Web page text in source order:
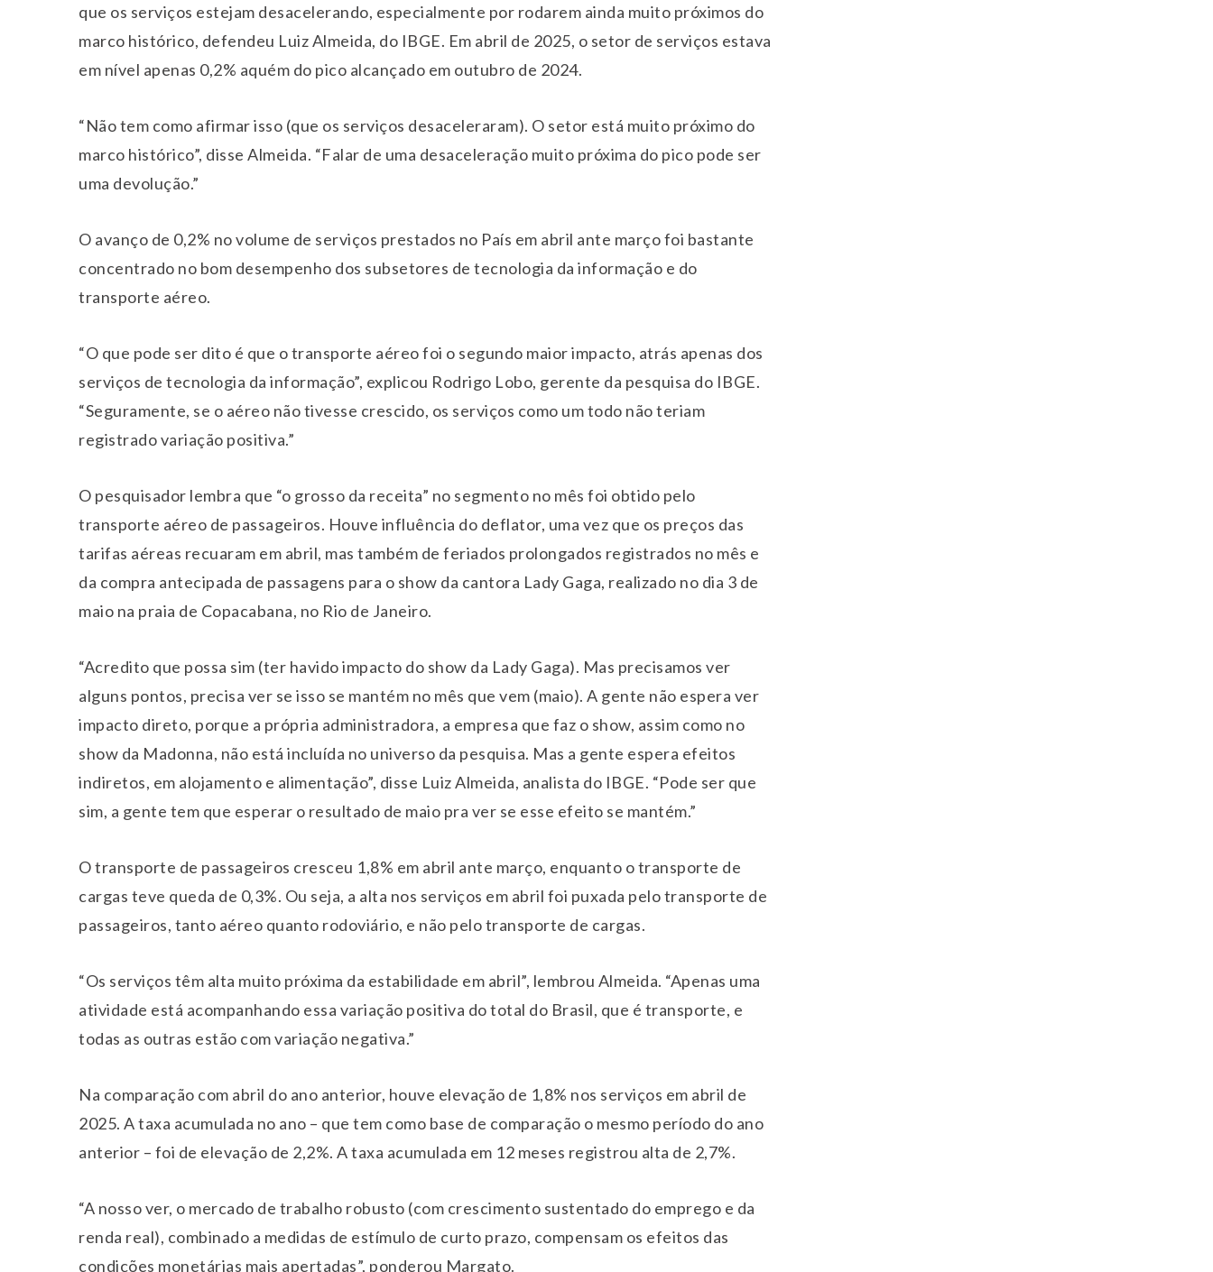
que os serviços estejam desacelerando, especialmente por rodarem ainda muito próximos do
marco histórico, defendeu Luiz Almeida, do IBGE. Em abril de 2025, o setor de serviços estava
em nível apenas 0,2% aquém do pico alcançado em outubro de 2024.
“Não tem como afirmar isso (que os serviços desaceleraram). O setor está muito próximo do
marco histórico”, disse Almeida. “Falar de uma desaceleração muito próxima do pico pode ser
uma devolução.”
O avanço de 0,2% no volume de serviços prestados no País em abril ante março foi bastante
concentrado no bom desempenho dos subsetores de tecnologia da informação e do
transporte aéreo.
“O que pode ser dito é que o transporte aéreo foi o segundo maior impacto, atrás apenas dos
serviços de tecnologia da informação”, explicou Rodrigo Lobo, gerente da pesquisa do IBGE.
“Seguramente, se o aéreo não tivesse crescido, os serviços como um todo não teriam
registrado variação positiva.”
O pesquisador lembra que “o grosso da receita” no segmento no mês foi obtido pelo
transporte aéreo de passageiros. Houve influência do deflator, uma vez que os preços das
tarifas aéreas recuaram em abril, mas também de feriados prolongados registrados no mês e
da compra antecipada de passagens para o show da cantora Lady Gaga, realizado no dia 3 de
maio na praia de Copacabana, no Rio de Janeiro.
“Acredito que possa sim (ter havido impacto do show da Lady Gaga). Mas precisamos ver
alguns pontos, precisa ver se isso se mantém no mês que vem (maio). A gente não espera ver
impacto direto, porque a própria administradora, a empresa que faz o show, assim como no
show da Madonna, não está incluída no universo da pesquisa. Mas a gente espera efeitos
indiretos, em alojamento e alimentação”, disse Luiz Almeida, analista do IBGE. “Pode ser que
sim, a gente tem que esperar o resultado de maio pra ver se esse efeito se mantém.”
O transporte de passageiros cresceu 1,8% em abril ante março, enquanto o transporte de
cargas teve queda de 0,3%. Ou seja, a alta nos serviços em abril foi puxada pelo transporte de
passageiros, tanto aéreo quanto rodoviário, e não pelo transporte de cargas.
“Os serviços têm alta muito próxima da estabilidade em abril”, lembrou Almeida. “Apenas uma
atividade está acompanhando essa variação positiva do total do Brasil, que é transporte, e
todas as outras estão com variação negativa.”
Na comparação com abril do ano anterior, houve elevação de 1,8% nos serviços em abril de
2025. A taxa acumulada no ano – que tem como base de comparação o mesmo período do ano
anterior – foi de elevação de 2,2%. A taxa acumulada em 12 meses registrou alta de 2,7%.
“A nosso ver, o mercado de trabalho robusto (com crescimento sustentado do emprego e da
renda real), combinado a medidas de estímulo de curto prazo, compensam os efeitos das
condições monetárias mais apertadas”, ponderou Margato.